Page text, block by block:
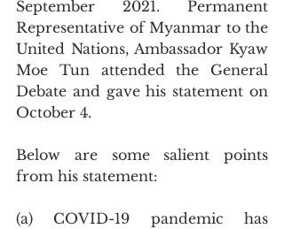
September 2021. Permanent
Representative of Myanmar to the
United Nations, Ambassador Kyaw
Moe Tun attended the General
Debate and gave his statement on
October 4.
Below are some salient points
from his statement:
(a) COVID-19 pandemic has